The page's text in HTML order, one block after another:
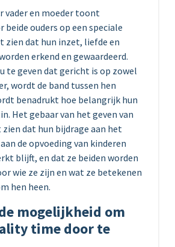
vader en moeder toont
beide ouders op een speciale
zien dat hun inzet, liefde en
erkend en gewaardeerd.
te geven dat gericht is op zowel
wordt de band tussen hen
benadrukt hoe belangrijk hun
Het gebaar van het geven van
zien dat hun bijdrage aan het
de opvoeding van kinderen
blijft, en dat ze beiden worden
wie ze zijn en wat ze betekenen
hen heen.
mogelijkheid om
time door te